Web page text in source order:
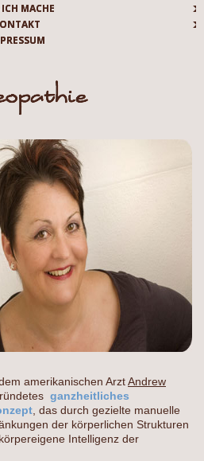
MACHE
amerikanischen ArztAndrew
ganzheitliches
, das durch gezielte manuelle
der körperlichen Strukturen
Intelligenz der